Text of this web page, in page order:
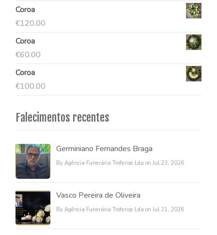
Coroa
€120.00
Coroa
€60.00
Coroa
€100.00
Falecimentos recentes
Germiniano Fernandes Braga
By Agência Funerária Trofense Lda on Jul 23, 2026
Vasco Pereira de Oliveira
By Agência Funerária Trofense Lda on Jul 21, 2026